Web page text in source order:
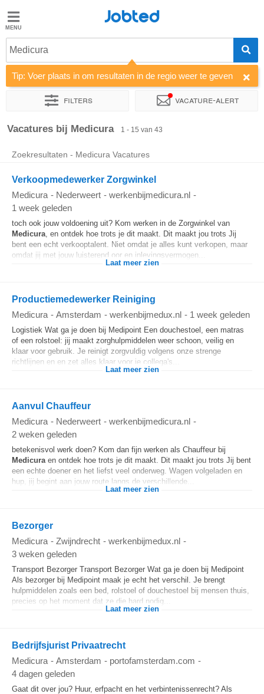
Jobted
Vacatures
Salarissen
Jobted
Medicura
Tip: Voer plaats in om resultaten in de regio weer te geven
Filters Vacature-alert
Sorteer op Bedrijf Soort dienstverband
Vacatures bij Medicura 1 - 15 van 43
Zoekresultaten - Medicura Vacatures
Verkoopmedewerker Zorgwinkel
Medicura - Nederweert - werkenbijmedicura.nl -
1 week geleden
toch ook jouw voldoening uit? Kom werken in de Zorgwinkel van
Medicura, en ontdek hoe trots je dit maakt. Dit maakt jou trots Jij
bent een echt verkooptalent. Niet omdat je alles kunt verkopen, maar
omdat jij met jouw luisterend oor en inlevingsvermogen...
Laat meer zien
Productiemedewerker Reiniging
Medicura - Amsterdam - werkenbijmedux.nl - 1 week geleden
Logistiek Wat ga je doen bij Medipoint Een douchestoel, een matras
of een rolstoel: jij maakt zorghulpmiddelen weer schoon, veilig en
klaar voor gebruik. Je reinigt zorgvuldig volgens onze strenge
richtlijnen en en zet alles klaar voor je collega's...
Laat meer zien
Aanvul Chauffeur
Medicura - Nederweert - werkenbijmedicura.nl -
2 weken geleden
betekenisvol werk doen? Kom dan fijn werken als Chauffeur bij
Medicuraen ontdek hoe trots je dit maakt. Dit maakt jou trots Jij bent
een echte doener en het liefst veel onderweg. Wagen volgeladen en
hup, jij begint aan jouw route langs de verschillende...
Laat meer zien
Bezorger
Medicura - Zwijndrecht - werkenbijmedux.nl -
3 weken geleden
Transport Bezorger Transport Bezorger Wat ga je doen bij Medipoint
Als bezorger bij Medipoint maak je echt het verschil. Je brengt
hulpmiddelen zoals een bed, rolstoel of douchestoel bij mensen thuis,
precies op het moment dat ze die hard nodig...
Laat meer zien
Bedrijfsjurist Privaatrecht
Medicura - Amsterdam - portofamsterdam.com -
4 dagen geleden
Gaat dit over jou? Huur, erfpacht en het verbintenissenrecht? Als